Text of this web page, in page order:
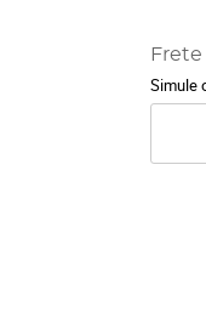
Frete
Simule